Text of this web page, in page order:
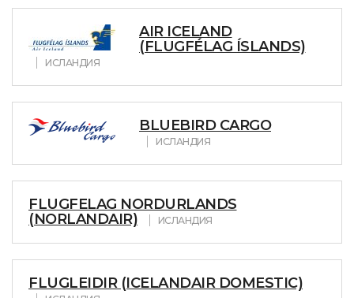
AIR ICELAND
(FLUGFÉLAG ÍSLANDS)
ИСЛАНДИЯ
BLUEBIRD CARGO
ИСЛАНДИЯ
FLUGFELAG NORDURLANDS
(NORLANDAIR)
ИСЛАНДИЯ
FLUGLEIDIR (ICELANDAIR DOMESTIC)